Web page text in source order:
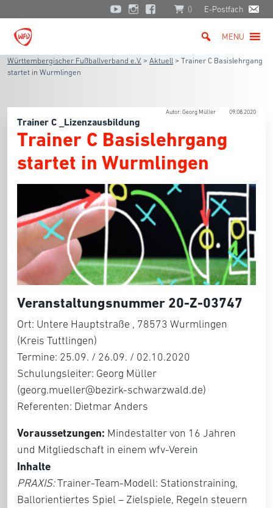
0 E-Postfach
MENU
Württembergischer Fußballverband e.V. > Aktuell > Trainer C Basislehrgang
startet in Wurmlingen
Autor: Georg Müller 09.08.2020
Trainer C _Lizenzausbildung
Trainer C Basislehrgang
startet in Wurmlingen
Veranstaltungsnummer 20-Z-03747
Ort: Untere Hauptstraße , 78573 Wurmlingen
(Kreis Tuttlingen)
Termine: 25.09. / 26.09. / 02.10.2020
Schulungsleiter: Georg Müller
(georg.mueller@bezirk-schwarzwald.de)
Referenten: Dietmar Anders
Voraussetzungen: Mindestalter von 16 Jahren
und Mitgliedschaft in einem wfv-Verein
Inhalte
PRAXIS:Trainer-Team-Modell: Stationstraining,
Ballorientiertes Spiel – Zielspiele, Regeln steuern